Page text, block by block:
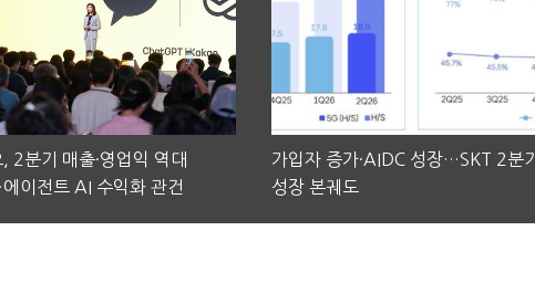
2분기 매출·영업익 역대
이전트 AI 수익화 관건
가입자 증가·AIDC 성장…SKT 2분기
성장 본궤도